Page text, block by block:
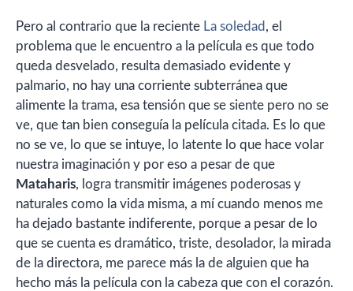
Pero al contrario que la reciente La soledad , el
problema que le encuentro a la película es que todo
queda desvelado, resulta demasiado evidente y
palmario, no hay una corriente subterránea que
alimente la trama, esa tensión que se siente pero no se
ve, que tan bien conseguía la película citada. Es lo que
no se ve, lo que se intuye, lo latente lo que hace volar
nuestra imaginación y por eso a pesar de que
Mataharis, logra transmitir imágenes poderosas y
naturales como la vida misma, a mí cuando menos me
ha dejado bastante indiferente, porque a pesar de lo
que se cuenta es dramático, triste, desolador, la mirada
de la directora, me parece más la de alguien que ha
hecho más la película con la cabeza que con el corazón.